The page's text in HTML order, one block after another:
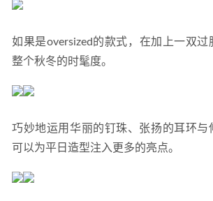
如果是oversized的款式，在加上一双
整个秋冬的时髦度。
巧妙地运用华丽的钉珠、张扬的耳环与
可以为平日造型注入更多的亮点。